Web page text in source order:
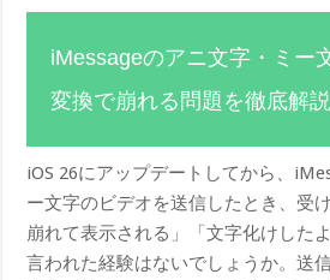
iMessageのアニ文字・ミー
変換で崩れる問題を徹底解説
iOS 26にアップデートしてから、
ー文字のビデオを送信したとき、受
崩れて表示される」「文字化けした
言われた経験はないでしょうか。送